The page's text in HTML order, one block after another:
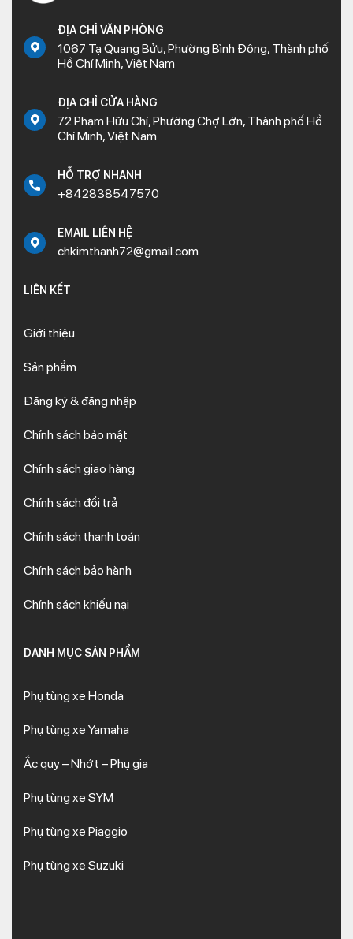
ĐỊA CHỈ VĂN PHÒNG
1067 Tạ Quang Bửu, Phường Bình Đông, Thành phố
Hồ Chí Minh, Việt Nam
ĐỊA CHỈ CỬA HÀNG
72 Phạm Hữu Chí, Phường Chợ Lớn, Thành phố Hồ
Chí Minh, Việt Nam
HỖ TRỢ NHANH
+842838547570
EMAIL LIÊN HỆ
chkimthanh72@gmail.com
LIÊN KẾT
Giới thiệu
Sản phẩm
Đăng ký & đăng nhập
Chính sách bảo mật
Chính sách giao hàng
Chính sách đổi trả
Chính sách thanh toán
Chính sách bảo hành
Chính sách khiếu nại
DANH MỤC SẢN PHẨM
Phụ tùng xe Honda
Phụ tùng xe Yamaha
Ắc quy – Nhớt – Phụ gia
Phụ tùng xe SYM
Phụ tùng xe Piaggio
Phụ tùng xe Suzuki